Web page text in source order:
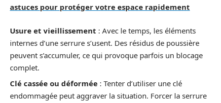
astuces pour protéger votre espace rapidement
Usure et vieillissement : Avec le temps, les éléments
internes d’une serrure s’usent. Des résidus de poussière
peuvent s’accumuler, ce qui provoque parfois un blocage
complet.
Clé cassée ou déformée : Tenter d’utiliser une clé
endommagée peut aggraver la situation. Forcer la serrure